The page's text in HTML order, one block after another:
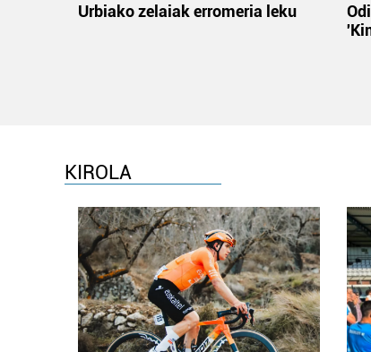
Urbiako zelaiak erromeria leku
KIROLA